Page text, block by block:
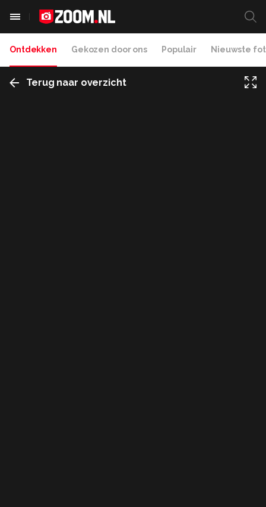
Ontdekken Gekozen door ons Populair Nieuwste
Terug naar overzicht